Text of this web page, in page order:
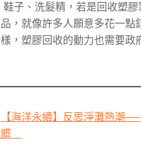
鞋子、洗髮精，若是回收塑
，就像許多人願意多花一點
，塑膠回收的動力也需要政
【海洋永續】反思淨灘熱潮
髒